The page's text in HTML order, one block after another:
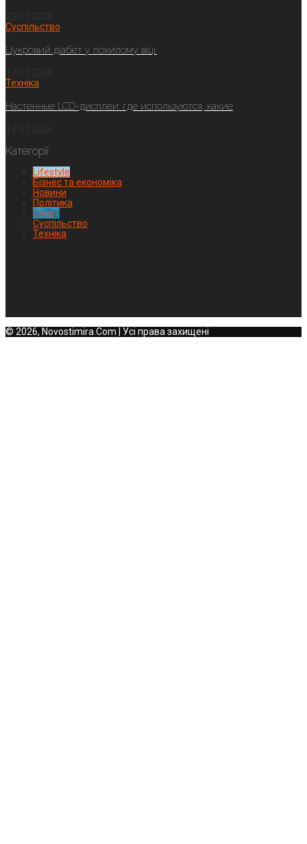
Суспільство
Цукровий діабет у похилому віці:
Техніка
Настенные LCD-дисплеи: где используются, какие
Категорії
Lifestyle
Бізнес та економіка
Новини
Політика
Спорт
Суспільство
Техніка
© 2026, Novostimira.Com | Усі права захищені